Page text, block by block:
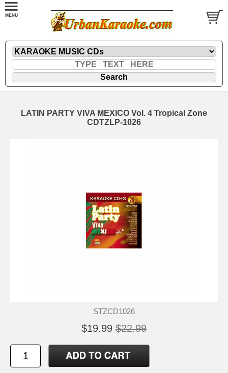
LATIN PARTY VIVA MEXICO Vol. 4 Tropical Zone
CDTZLP-1026
STZCD1026
$19.99 $22.99